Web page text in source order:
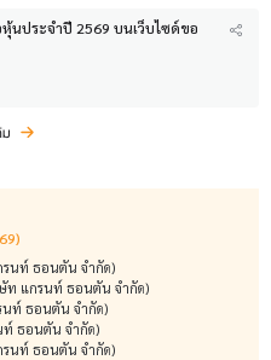
นประจำปี 2569 บนเว็บไซด์ขอ
นท์ ธอนตัน จำกัด)
ท แกรนท์ ธอนตัน จำกัด)
ท์ ธอนตัน จำกัด)
ธอนตัน จำกัด)
นท์ ธอนตัน จำกัด)